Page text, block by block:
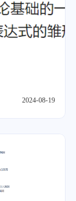
2024-08-19